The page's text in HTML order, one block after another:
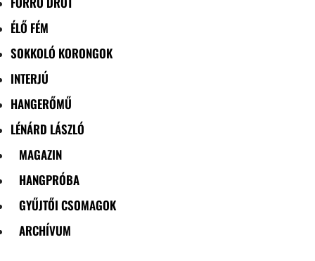
ÉLŐ FÉM
SOKKOLÓ KORONGOK
INTERJÚ
HANGERŐMŰ
LÉNÁRD LÁSZLÓ
MAGAZIN
HANGPRÓBA
GYŰJTŐI CSOMAGOK
ARCHÍVUM